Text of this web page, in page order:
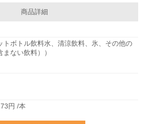
商品詳細
トボトル飲料水、清涼飲料、氷、その他の
ない飲料））
円 /本